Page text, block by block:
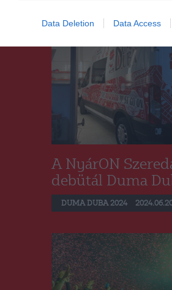
Data Deletion Data Access
A NyárON
debütál Duma
DUMA DUBA 2024